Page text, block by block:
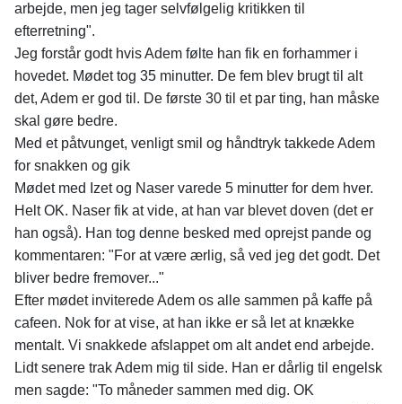
arbejde, men jeg tager selvfølgelig kritikken til
efterretning".
Jeg forstår godt hvis Adem følte han fik en forhammer i
hovedet. Mødet tog 35 minutter. De fem blev brugt til alt
det, Adem er god til. De første 30 til et par ting, han måske
skal gøre bedre.
Med et påtvunget, venligt smil og håndtryk takkede Adem
for snakken og gik
Mødet med Izet og Naser varede 5 minutter for dem hver.
Helt OK. Naser fik at vide, at han var blevet doven (det er
han også). Han tog denne besked med oprejst pande og
kommentaren: "For at være ærlig, så ved jeg det godt. Det
bliver bedre fremover..."
Efter mødet inviterede Adem os alle sammen på kaffe på
cafeen. Nok for at vise, at han ikke er så let at knække
mentalt. Vi snakkede afslappet om alt andet end arbejde.
Lidt senere trak Adem mig til side. Han er dårlig til engelsk
men sagde: "To måneder sammen med dig. OK